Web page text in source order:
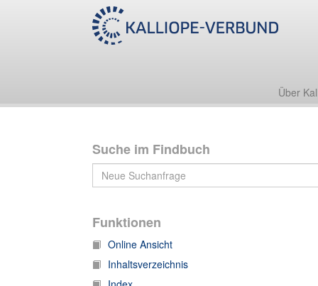
Über
Suche im Findbuch
Funktionen
Online Ansicht
Inhaltsverzeichnis
Nachlass Friedrich Zarncke
1. Korrespondenz